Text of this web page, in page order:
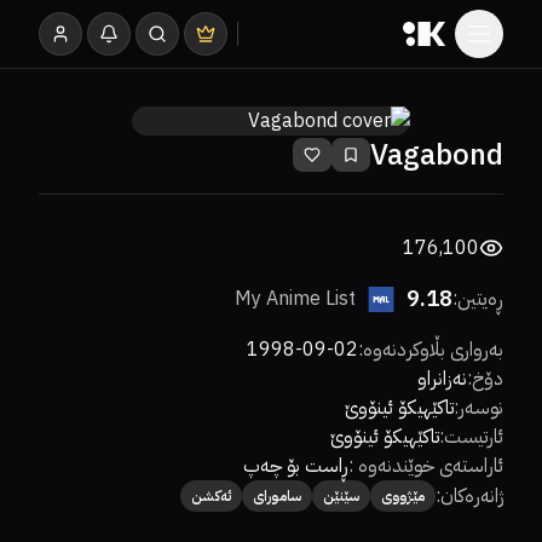
Vagabond
176,100
ڕەیتین:9.18
My Anime List
بەرواری بڵاوکردنەوە:
1998-09-02
دۆخ:نەزانراو
نوسەر:تاکێهیکۆ ئینۆوێ
ئارتیست:تاکێهیکۆ ئینۆوێ
ئاراستەی خوێندنەوە :ڕاست بۆ چەپ
ژانەرەکان: مێژووی سێنێن سامورای ئەكشن